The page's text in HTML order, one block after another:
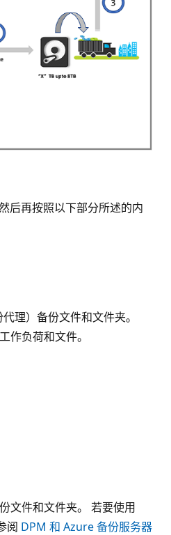
后再按照以下部分所述的内
理）备份文件和文件夹。
负荷和文件。
文件和文件夹。 若要使用
阅 DPM 和 Azure 备份服务器